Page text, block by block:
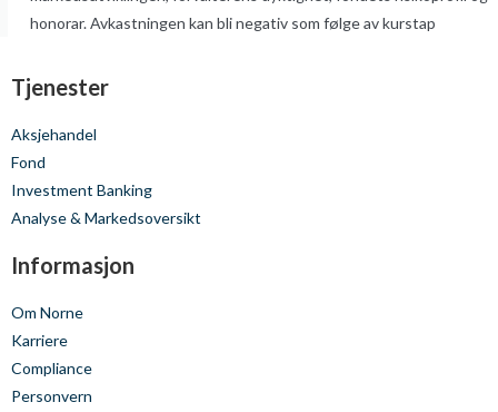
honorar. Avkastningen kan bli negativ som følge av kurstap
Tjenester
Aksjehandel
Fond
Investment Banking
Analyse & Markedsoversikt
Informasjon
Om Norne
Karriere
Compliance
Personvern